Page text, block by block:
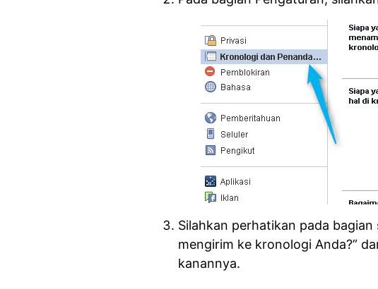
Silahkan perhatikan pada
mengirim ke kronologi Anda?”
kanannya.